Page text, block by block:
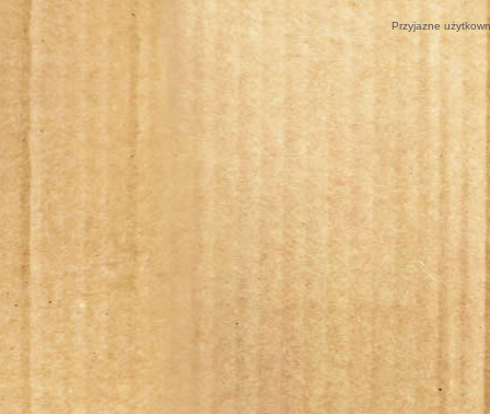
Przyjazne